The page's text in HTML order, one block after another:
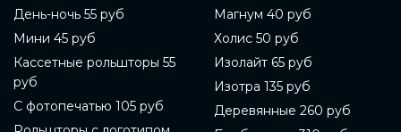
День-ночь 55 руб
Мини 45 руб
Кассетные рольшторы 55
руб
С фотопечатью 105 руб
Магнум 40 руб
Холис 50 руб
Изолайт 65 руб
Изотра 135 руб
Деревянные 260 руб